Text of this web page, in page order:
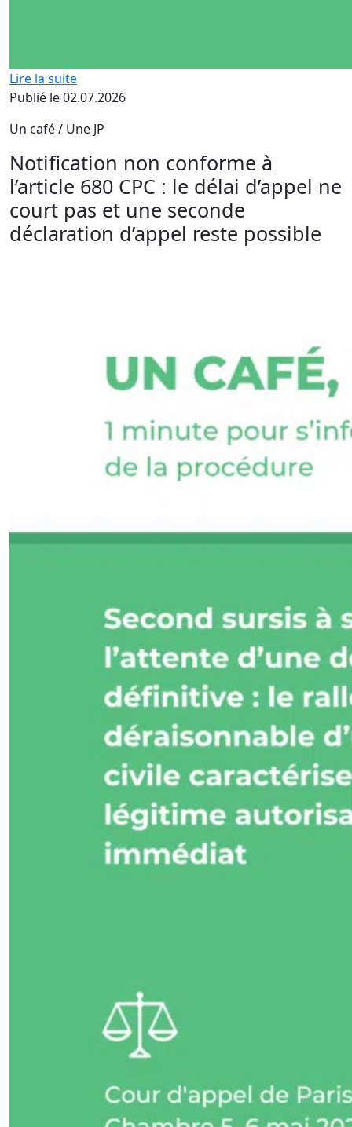
Lire la suite
Publié le 02.07.2026
Un café / Une JP
Notification non conforme à
l’article 680 CPC : le délai d’appel ne
court pas et une seconde
déclaration d’appel reste possible